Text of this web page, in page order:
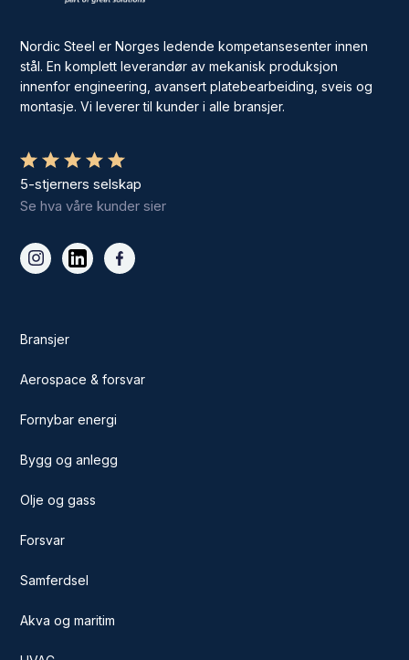
Nordic Steel er Norges ledende kompetansesenter innen
stål. En komplett leverandør av mekanisk produksjon
innenfor engineering, avansert platebearbeiding, sveis og
montasje. Vi leverer til kunder i alle bransjer.
5-stjerners selskap
Se hva våre kunder sier
Bransjer
Aerospace & forsvar
Fornybar energi
Bygg og anlegg
Olje og gass
Forsvar
Samferdsel
Akva og maritim